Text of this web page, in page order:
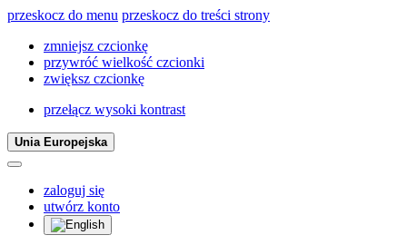
przeskocz do menu przeskocz do treści strony
zmniejsz czcionkę
przywróć wielkość czcionki
zwiększ czcionkę
przełącz wysoki kontrast
Unia Europejska
zaloguj się
utwórz konto